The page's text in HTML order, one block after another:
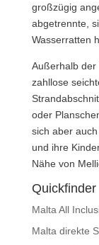
großzügig
abgetrennte,
Wasserratten
Außerhalb der
zahllose
oder
sich aber
und ihre
Nähe von
Quickfinder
Malta All
Malta direkte